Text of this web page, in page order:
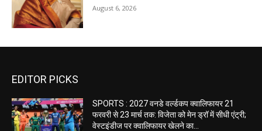
August 6, 2026
EDITOR PICKS
SPORTS : 2027 वनडे वर्ल्डकप क्वालिफायर 21
फरवरी से 23 मार्च तक: विजेता को मेन ड्रॉ में सीधी एंट्री;
वेस्टइंडीज पर क्वालिफायर खेलने का...